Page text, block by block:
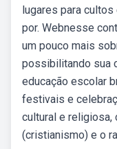
lugares para
por. Webnesse
um pouco mais
possibilitando sua
educação escolar
festivais e
cultural e religiosa,
(cristianismo) e o